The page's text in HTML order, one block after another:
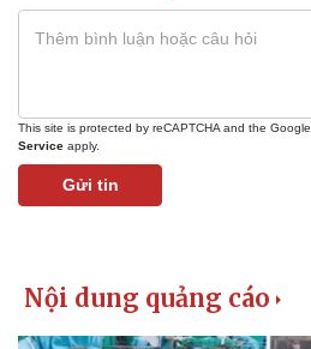
Kinh tế
Bất động sản
This site is protected by reCAPTCHA and the Google
Service apply.
Gửi tin